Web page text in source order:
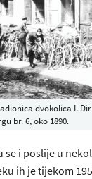
dvokolica I.
br. 6, oko 1890.
se i poslije u
ih je tijekom